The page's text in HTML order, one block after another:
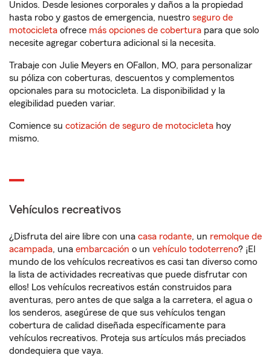
Unidos. Desde lesiones corporales y daños a la propiedad
hasta robo y gastos de emergencia, nuestro seguro de
motocicleta ofrece más opciones de cobertura para que solo
necesite agregar cobertura adicional si la necesita.
Trabaje con Julie Meyers en OFallon, MO, para personalizar
su póliza con coberturas, descuentos y complementos
opcionales para su motocicleta. La disponibilidad y la
elegibilidad pueden variar.
Comience su cotización de seguro de motocicleta hoy
mismo.
Vehículos recreativos
¿Disfruta del aire libre con una casa rodante, un remolque de
acampada, una embarcación o un vehículo todoterreno? ¡El
mundo de los vehículos recreativos es casi tan diverso como
la lista de actividades recreativas que puede disfrutar con
ellos! Los vehículos recreativos están construidos para
aventuras, pero antes de que salga a la carretera, el agua o
los senderos, asegúrese de que sus vehículos tengan
cobertura de calidad diseñada específicamente para
vehículos recreativos. Proteja sus artículos más preciados
dondequiera que vaya.